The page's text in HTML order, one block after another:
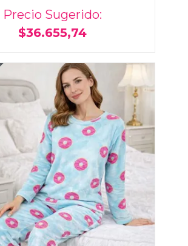
Precio Sugerido:
$36.655,74